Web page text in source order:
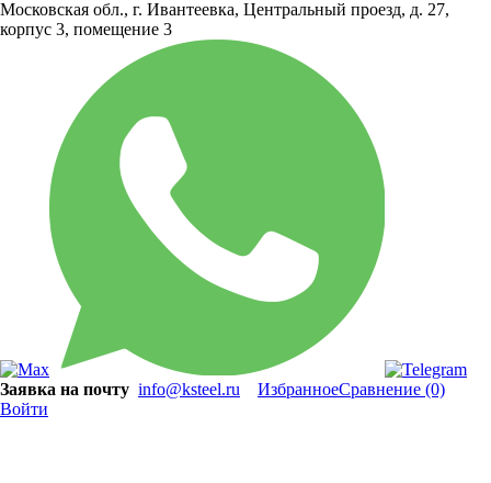
Московская обл., г. Ивантеевка, Центральный проезд, д. 27,
корпус 3, помещение 3
Заявка на почту info@ksteel.ru ИзбранноеСравнение (0)
Войти